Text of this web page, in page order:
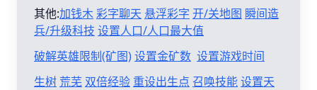
其他:加钱木彩字聊天 悬浮彩字 开/关地图 瞬间造
兵/升级科技 设置人口/人口最大值
破解英雄限制(矿图)设置金矿数 设置游戏时间
生树 荒芜 双倍经验 重设出生点 召唤技能设置天